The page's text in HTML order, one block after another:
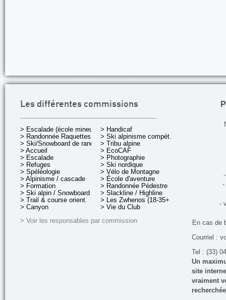
Les différentes commissions
> Escalade (école mineurs)
> Randonnée Raquettes
> Ski/Snowboard de rando.
> Accueil
> Escalade
> Refuges
> Spéléologie
> Alpinisme / cascade
> Formation
> Ski alpin / Snowboard
> Trail & course orient.
> Canyon
> Handicaf
> Ski alpinisme compét.
> Tribu alpine
> EcoCAF
> Photographie
> Ski nordique
> Vélo de Montagne
> École d'aventure
> Randonnée Pédestre
> Slackline / Highline
> Les Zwhenos (18-35+ ans)
> Vie du Club
> Voir les responsables par commission
-
-
En cas de
Courriel :
Tel : (33)
Un
site
vraiment